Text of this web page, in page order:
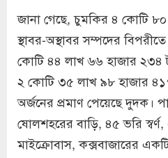
জানা গেছে, চুমকির ৪ কোটি
স্থাবর-অস্থাবর সম্পদের
কোটি ৪৪ লাখ ৬৬ হাজার ২৩৪
২ কোটি ৩৫ লাখ ৯৮ হাজার
অর্জনের প্রমাণ পেয়েছে দুদক।
ষোলশহরের বাড়ি, ৪৫ ভরি
মাইক্রোবাস, কক্সবাজারের